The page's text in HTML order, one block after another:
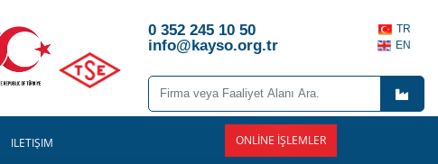
0 352 245 10 50
info@kayso.org.tr
TR
EN
İLETİŞİM ONLINE İŞLEMLER